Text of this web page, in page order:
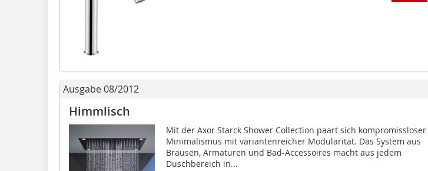
Ausgabe 08/2012
Himmlisch
Mit der Axor Starck Shower Collection paart sich kompromissloser
Minimalismus mit variantenreicher Modularität. Das System aus
Brausen, Armaturen und Bad-Accessoires macht aus jedem
Duschbereich in...